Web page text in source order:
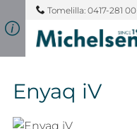
Tomelilla: 0417-281 00
Enyaq iV